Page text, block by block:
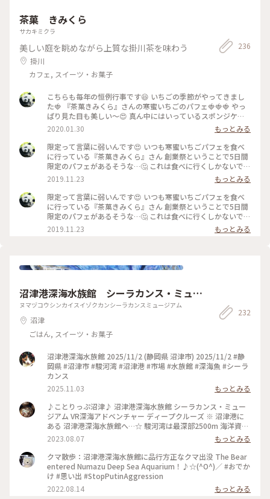
茶菓 きみくら
サカキミクラ
美しい庭を眺めながら上質な掛川茶を味わう
掛川
カフェ, スイーツ・お菓子
236
こちらも毎年の恒例行事です😆 いちごの季節がやってきまし
た🍓 『茶菓きみくら』さんの寒蜜いちごのパフェ🍓🍓🍓 やっ
ぱり見た目も美しい～😍 真ん中にはいっているスポンジケー
キ、前回までは四角くカットされているものがはいっていまし
たが今回はロールケーキ❓みたいなものがドーンッ❗ ん～カット
されてる物の方が食べやすいかな🤔 でも美味しいからもーま
んたい😁 寒蜜の紅ほっぺも安定の美味しさ😋 もちろんお茶屋
さんなので中の抹茶アイスも抹茶ゼリーも美味😋😋 添えられ
てくるお茶菓子、いつもはお茶のチョコレートなんですが節分
が近いからか今回は豆でした👹 甘い物の後にちょっとしょっ
ぱい物は嬉しいですね🤗 季節&数量限定なので皆さん、食べ逃
しのないように～🤤🤤🤤 #冬のおでかけ#甘いものは正義#いち
ご#パフェ#抹茶#ティータイム#ことりっぷ静岡
2020.01.30
もっとみる
限定って言葉に弱いんです😍 いつも寒蜜いちごパフェを食べ
に行っている『茶菓きみくら』さん 創業祭ということで5日間
限定のパフェがあるそうな…🤔 これは食べに行くしかないでし
ょー❗と急ぎ過ぎて開店前に到着😅 待ちます…😑 開店と同時に
2階の喫茶スペースへ💨 創業祭特別メニューで抹茶のフルーツ
サンドやフレンチトーストもありましたが…今回の目的はこ
れ‼️ 『掛川抹茶のティラミスパフェ』😆 20～24日の3日間限定
です😏 上には飴細工がささっていて濃くてほろ苦い抹茶アイ
スと抹茶の生チョコ🤤 濃厚なマスカルポーネクリームの上に
も奥深い抹茶パウダー🤤 その下にはカステラ、くるみ、洋梨
かけていただきました😋 シロップといっても甘過ぎずこちら
んなのでセットでいただけるお茶も美味しいです👍 4種類から
選べますよ こちらのパフェは残念ながら明日までですが😔他
の限定メニューはもちろんスタンダードメニューも美味しそう
のは正義#パフェ#ティラミス#ティータイム#お茶#抹茶 #こと
りっぷ静岡
2019.11.23
もっとみる
限定って言葉に弱いんです😍 いつも寒蜜いちごパフェを食べ
に行っている『茶菓きみくら』さん 創業祭ということで5日間
限定のパフェがあるそうな…🤔 これは食べに行くしかないでし
ょー❗と急ぎ過ぎて開店前に到着😅 待ちます…😑 開店と同時に
2階の喫茶スペースへ💨 創業祭特別メニューで抹茶のフルーツ
です😏 上には濃くてほろ苦い抹茶アイスと抹茶の生チョコ🤤
～い抹茶ゼリーが〆で待っています😲 付属の抹茶シロップは
「途中からかけてお召し上がりくださぁい」と言っていたの
で、上のクリームがなくなったころにかけていただきました😋
シロップといっても甘過ぎずこちらも抹茶が濃くてほろ苦い☝️
美味美味美味😊 もちろんお茶屋さんなのでセットでいただけ
るお茶も美味しいです👍 4種類から選べますよ こちらのパフェ
は残念ながら明日までですが😔他の限定メニューはもちろんス
タンダードメニューも美味しそうなものがいっぱい😃 掛川に
お立ち寄りの際はぜひ😘 #甘いものは正義#パフェ#ティラミス
#ティータイム#お茶#抹茶 #ことりっぷ静岡
2019.11.23 もっとみる
沼津港深海水族館 シーラカンス・ミュー
ジアム
ヌマヅコウシンカイスイゾクカンシーラカンスミュージアム
沼津
ごはん, スイーツ・お菓子
232
沼津港深海水族館 2025/11/2 (静岡県 沼津市) 2025/11/2 #静
岡県 #沼津市 #駿河湾 #沼津港 #市場 #水族館 #深海魚 #シーラ
カンス
2025.11.03
もっとみる
♪ことりっぷ沼津♪ 沼津港深海水族館 シーラカンス・ミュー
ジアム VR深海アドベンチャー ディープクルーズ ※ 沼津港に
ある 沼津港深海水族館へ…☆ 駿河湾は最深部2500m 海洋資源
豊富な 日本一深い湾☆ 暗闇と低水温、そして水圧… 過酷な環
境の中でも生き続ける 深海生物に スポットを当てた水族館で
す☆ そして世界初の シーラカンス・ミュージアムでは 大きな
標本や映像などで 「生きる化石」と言われる シーラカンスの
謎に 触れることができます☆ ※ 夏休みの水族館は お子様たち
を中心にご家族連れで にぎわっていました^ ^ 深海の世界は 普
通の水族館より薄暗く ミステリアスな雰囲気☆ めずらしい深
2023.08.07
もっとみる
クマ散歩：沼津港深海水族館に品行方正なクマ出没 The Bear
entered Numazu Deep Sea Aquarium！♪☆(^O^)／ #おでか
け #思い出 #StopPutinAggression
2022.08.14
もっとみる